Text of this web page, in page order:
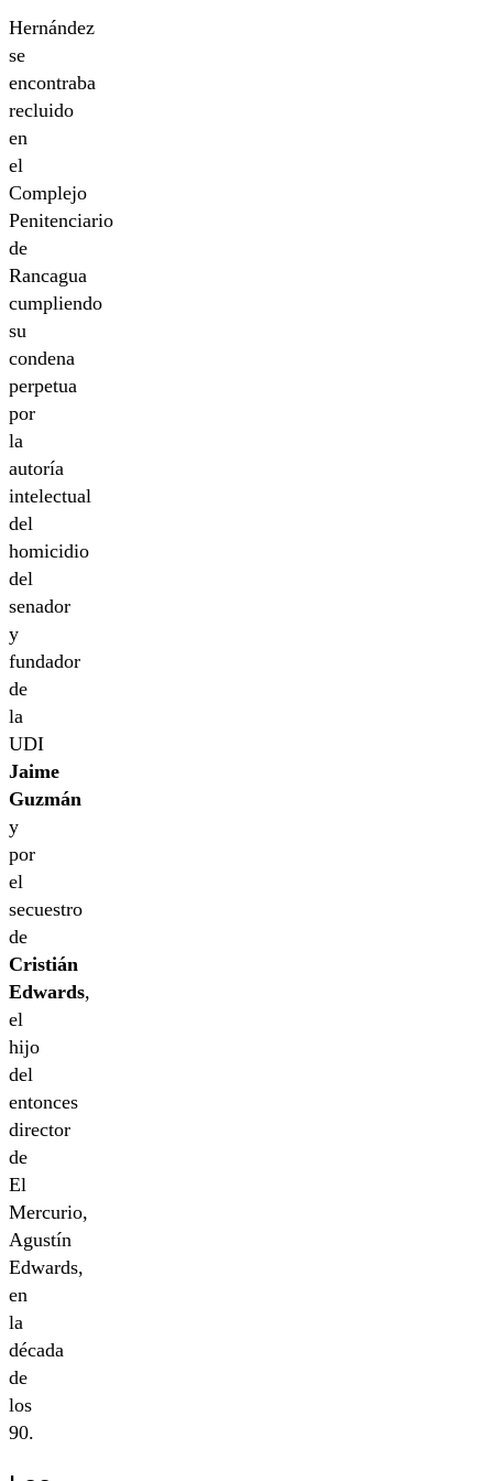
Hernández
se
encontraba
recluido
en
el
Complejo
Penitenciario
de
Rancagua
cumpliendo
su
condena
perpetua
por
la
autoría
intelectual
del
homicidio
del
senador
y
fundador
de
la
UDI
Jaime
Guzmán
y
por
el
secuestro
de
Cristián
Edwards,
el
hijo
del
entonces
director
de
El
Mercurio,
Agustín
Edwards,
en
la
década
de
los
90.